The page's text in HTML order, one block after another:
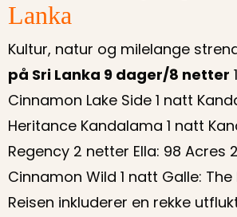
Lanka
Kultur, natur og milelange
på Sri Lanka 9 dager/8 netter
Cinnamon Lake Side 1 natt
Heritance Kandalama 1 natt
Regency 2 netter Ella: 98 Acres
Cinnamon Wild 1 natt Galle:
Reisen inkluderer en rekke